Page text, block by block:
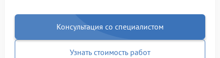
Консультация со специалистом
Узнать стоимость работ